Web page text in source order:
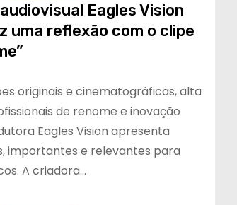
Eagles Vision
uma reflexão com o clipe
originais e cinematográficas, alta
de renome e inovação
Eagles Vision apresenta
importantes e relevantes para
A criadora…